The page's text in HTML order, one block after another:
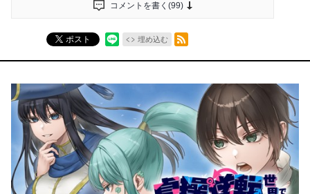
コメントを書く(99)
ポスト 埋め込む
RSSフィード